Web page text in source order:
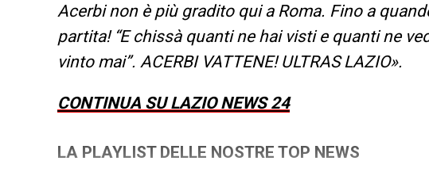
Acerbi non è più gradito qui a Roma. Fino a
partita! “E chissà quanti ne hai visti e quanti ne
vinto mai”. ACERBI VATTENE! ULTRAS LAZIO».
CONTINUA SU LAZIO NEWS 24
LA PLAYLIST DELLE NOSTRE TOP NEWS